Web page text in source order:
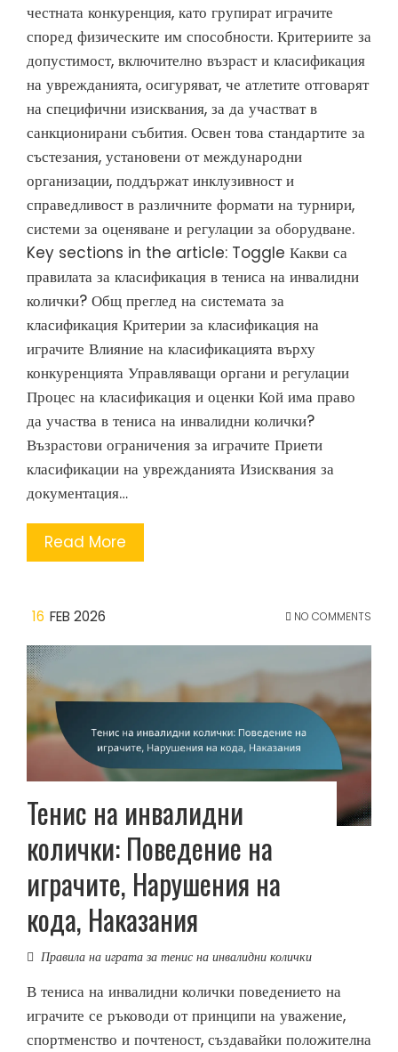
честната конкуренция, като групират играчите
според физическите им способности. Критериите за
допустимост, включително възраст и класификация
на уврежданията, осигуряват, че атлетите отговарят
на специфични изисквания, за да участват в
санкционирани събития. Освен това стандартите за
състезания, установени от международни
организации, поддържат инклузивност и
справедливост в различните формати на турнири,
системи за оценяване и регулации за оборудване.
Key sections in the article: Toggle Какви са
правилата за класификация в тениса на инвалидни
колички? Общ преглед на системата за
класификация Критерии за класификация на
играчите Влияние на класификацията върху
конкуренцията Управляващи органи и регулации
Процес на класификация и оценки Кой има право
да участва в тениса на инвалидни колички?
Възрастови ограничения за играчите Приети
класификации на уврежданията Изисквания за
документация…
Read More
16 FEB 2026 NO COMMENTS
Тенис на инвалидни
колички: Поведение на
играчите, Нарушения на
кода, Наказания
Правила на играта за тенис на инвалидни колички
В тениса на инвалидни колички поведението на
играчите се ръководи от принципи на уважение,
спортменство и почтеност, създавайки положителна